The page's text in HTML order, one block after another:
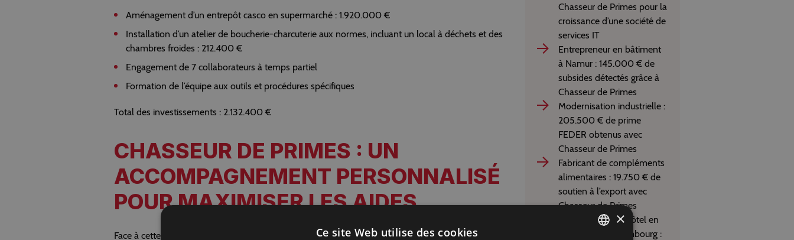
Aménagement d’un entrepôt casco en supermarché : 1.920.000 €
Installation d’un atelier de boucherie-charcuterie aux normes, incluant un local à déchets et des
chambres froides : 212.400 €
Engagement de 7 collaborateurs à temps partiel
Formation de l’équipe aux outils et procédures spécifiques
Total des investissements : 2.132.400 €
CHASSEUR DE PRIMES : UN
ACCOMPAGNEMENT PERSONNALISÉ
POUR MAXIMISER LES AIDES
Face à cette implantation d’envergure, Chasseur de Primes a accompagné l’entreprise à chaque
Chasseur de Primes pour la
croissance d’une société de
services IT
Entrepreneur en bâtiment
à Namur : 145.000 € de
subsides détectés grâce à
Chasseur de Primes
Modernisation industrielle :
205.500 € de prime
FEDER obtenus avec
Chasseur de Primes
Fabricant de compléments
alimentaires : 19.750 € de
soutien à l’export avec
Chasseur de Primes
Rénovation d’un hôtel en
Province du Luxembourg :
×
Ce site Web utilise des cookies